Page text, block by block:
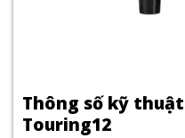
Thông số kỹ
Touring12